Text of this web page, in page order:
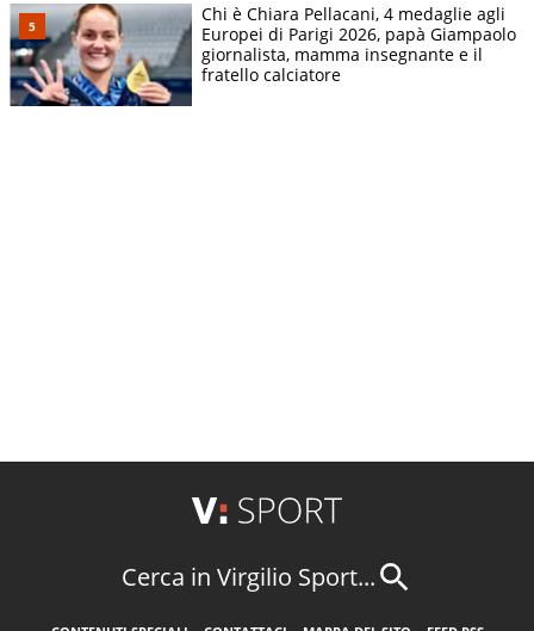
Chi è Chiara Pellacani, 4 medaglie agli
Europei di Parigi 2026, papà Giampaolo
giornalista, mamma insegnante e il
fratello calciatore
Cerca in Virgilio Sport...